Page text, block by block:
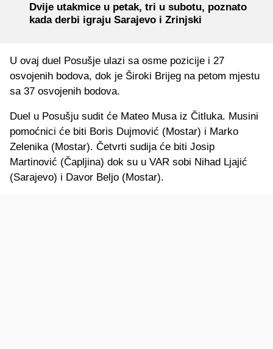
Dvije utakmice u petak, tri u subotu, poznato
kada derbi igraju Sarajevo i Zrinjski
U ovaj duel Posušje ulazi sa osme pozicije i 27
osvojenih bodova, dok je Široki Brijeg na petom mjestu
sa 37 osvojenih bodova.
Duel u Posušju sudit će Mateo Musa iz Čitluka. Musini
pomoćnici će biti Boris Dujmović (Mostar) i Marko
Zelenika (Mostar). Četvrti sudija će biti Josip
Martinović (Čapljina) dok su u VAR sobi Nihad Ljajić
(Sarajevo) i Davor Beljo (Mostar).